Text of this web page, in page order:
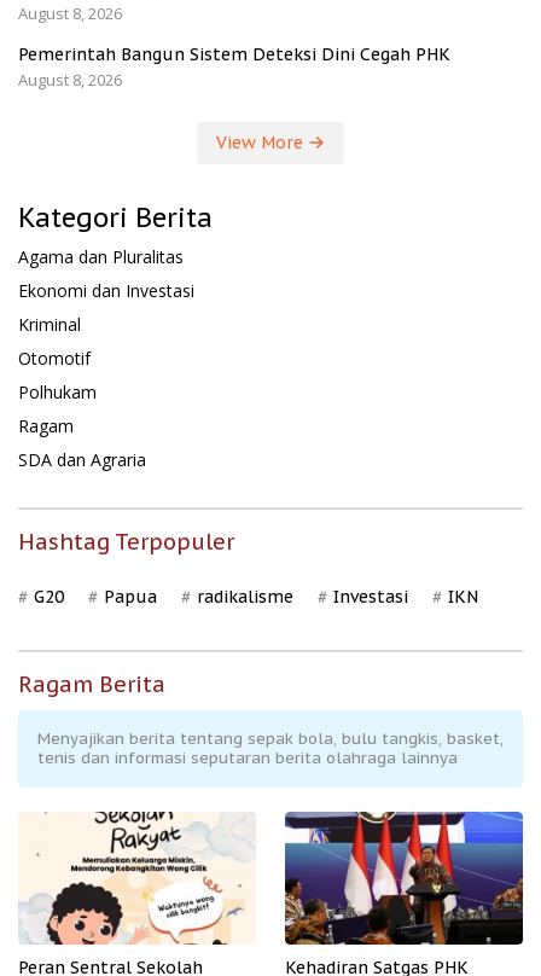
August 8, 2026
Pemerintah Bangun Sistem Deteksi Dini Cegah PHK
August 8, 2026
View More
Kategori Berita
Agama dan Pluralitas
Ekonomi dan Investasi
Kriminal
Otomotif
Polhukam
Ragam
SDA dan Agraria
Hashtag Terpopuler
G20 Papua radikalisme Investasi IKN
Ragam Berita
Menyajikan berita tentang sepak bola, bulu tangkis, basket,
tenis dan informasi seputaran berita olahraga lainnya
Peran Sentral Sekolah Kehadiran Satgas PHK